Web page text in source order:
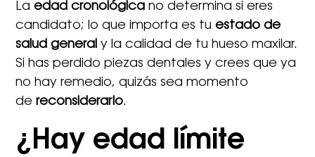
Laedad cronológica no determina si eres
candidato; lo que importa es tuestado de
salud general y la calidad de tu hueso maxilar.
Si has perdido piezas dentales y crees que ya
no hay remedio, quizás sea momento
dereconsiderarlo.
¿Hay edad límite